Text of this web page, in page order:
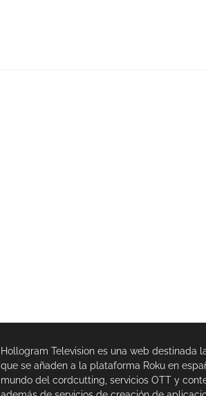
Hollogram Television es una web destinada
que se añaden a la plataforma Roku en
mundo del cordcutting, servicios OTT y